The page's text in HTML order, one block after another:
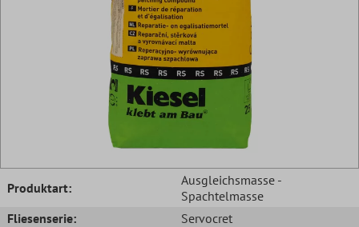
Produktart:
Ausgleichsmasse -
Spachtelmasse
Fliesenserie:
Servocret